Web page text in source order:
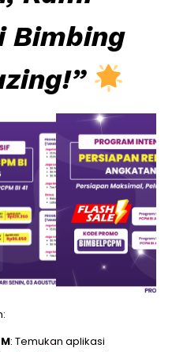
Bimbing
: Temukan aplikasi